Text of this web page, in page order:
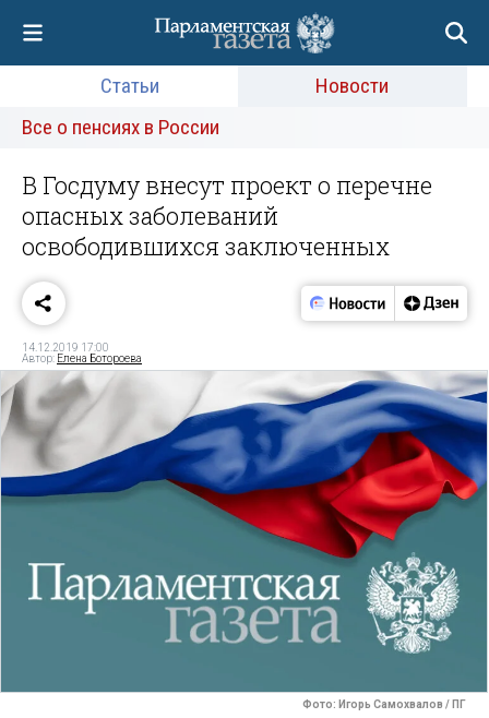
Статьи
Новости
Все о пенсиях в России
В Госдуму внесут проект о перечне
опасных заболеваний
освободившихся заключенных
14.12.2019 17:00
Автор: Елена Ботороева
Фото: Игорь Самохвалов / ПГ